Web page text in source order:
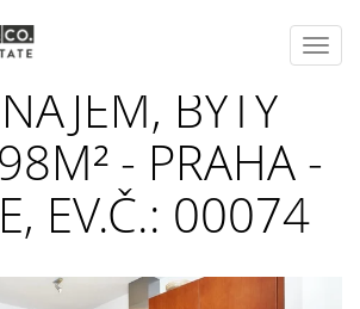
BYTY
- PRAHA -
EV.Č.: 00074